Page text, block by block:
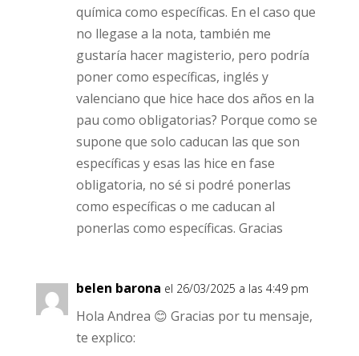
química como específicas. En el caso que
no llegase a la nota, también me
gustaría hacer magisterio, pero podría
poner como específicas, inglés y
valenciano que hice hace dos años en la
pau como obligatorias? Porque como se
supone que solo caducan las que son
específicas y esas las hice en fase
obligatoria, no sé si podré ponerlas
como específicas o me caducan al
ponerlas como específicas. Gracias
belen barona el 26/03/2025 a las 4:49 pm
Hola Andrea 😊 Gracias por tu mensaje,
te explico: